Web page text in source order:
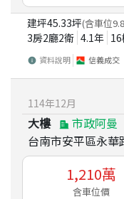
建坪45.33坪(含車位
3房2廳2衛 4.1年 16
資料說明 信義成交
114年12月
大樓
市政阿曼
台南市安平區永
1,210萬
含車位價